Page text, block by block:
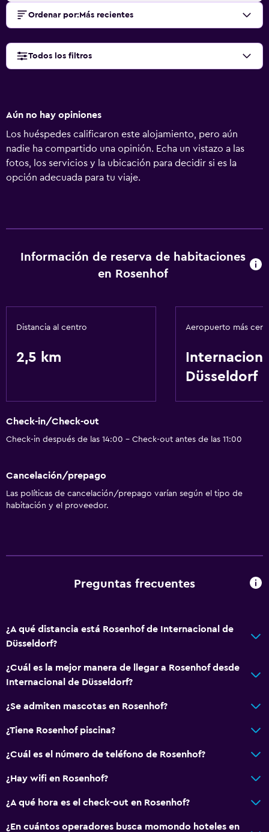
Ordenar por: Más recientes
Todos los filtros
Aún no hay opiniones
Los huéspedes calificaron este alojamiento, pero aún
nadie ha compartido una opinión. Echa un vistazo a las
fotos, los servicios y la ubicación para decidir si es la
opción adecuada para tu viaje.
Información de reserva de habitaciones
en Rosenhof
Distancia al centro
2,5 km
Aeropuerto más
Düsseldorf
Check-in/Check-out
Check-in después de las 14:00 - Check-out antes de las 11:00
Cancelación/prepago
Las políticas de cancelación/prepago varían según el tipo de
habitación y el proveedor.
Preguntas frecuentes
¿A qué distancia está Rosenhof de Internacional de
Düsseldorf?
¿Cuál es la mejor manera de llegar a Rosenhof desde
Internacional de Düsseldorf?
¿Se admiten mascotas en Rosenhof?
¿Tiene Rosenhof piscina?
¿Cuál es el número de teléfono de Rosenhof?
¿Hay wifi en Rosenhof?
¿A qué hora es el check-out en Rosenhof?
¿En cuántos operadores busca momondo hoteles en